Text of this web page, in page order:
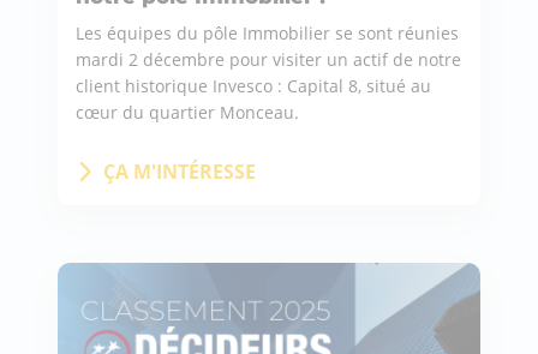
Les équipes du pôle Immobilier se sont réunies
mardi 2 décembre pour visiter un actif de notre
client historique Invesco : Capital 8, situé au
cœur du quartier Monceau.
ÇA M'INTÉRESSE